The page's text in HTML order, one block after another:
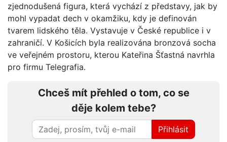
zjednodušená figura, která vychází z představy, jak by
mohl vypadat dech v okamžiku, kdy je definován
tvarem lidského těla. Vystavuje v České republice i v
zahraničí. V Košicích byla realizována bronzová socha
ve veřejném prostoru, kterou Kateřina Šťastná navrhla
pro firmu Telegrafia.
Chceš mít přehled o tom, co se
děje kolem tebe?
Přihlásit